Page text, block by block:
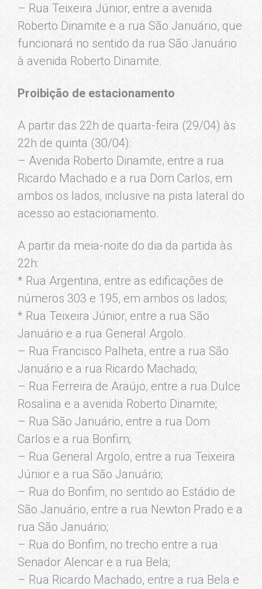
– Rua Teixeira Júnior, entre a avenida
Roberto Dinamite e a rua São Januário, que
funcionará no sentido da rua São Januário
à avenida Roberto Dinamite.
Proibição de estacionamento
A partir das 22h de quarta-feira (29/04) às
22h de quinta (30/04):
– Avenida Roberto Dinamite, entre a rua
Ricardo Machado e a rua Dom Carlos, em
ambos os lados, inclusive na pista lateral do
acesso ao estacionamento.
A partir da meia-noite do dia da partida às
22h:
* Rua Argentina, entre as edificações de
números 303 e 195, em ambos os lados;
* Rua Teixeira Júnior, entre a rua São
Januário e a rua General Argolo.
– Rua Francisco Palheta, entre a rua São
Januário e a rua Ricardo Machado;
– Rua Ferreira de Araújo, entre a rua Dulce
Rosalina e a avenida Roberto Dinamite;
– Rua São Januário, entre a rua Dom
Carlos e a rua Bonfim;
– Rua General Argolo, entre a rua Teixeira
Júnior e a rua São Januário;
– Rua do Bonfim, no sentido ao Estádio de
São Januário, entre a rua Newton Prado e a
rua São Januário;
– Rua do Bonfim, no trecho entre a rua
Senador Alencar e a rua Bela;
– Rua Ricardo Machado, entre a rua Bela e